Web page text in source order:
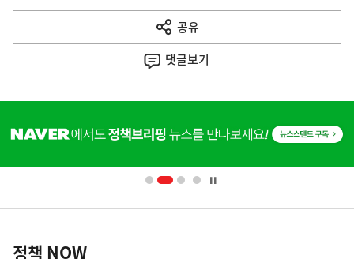
다
음
공유
열
기
댓글보기
단
영
책
정책 NOW